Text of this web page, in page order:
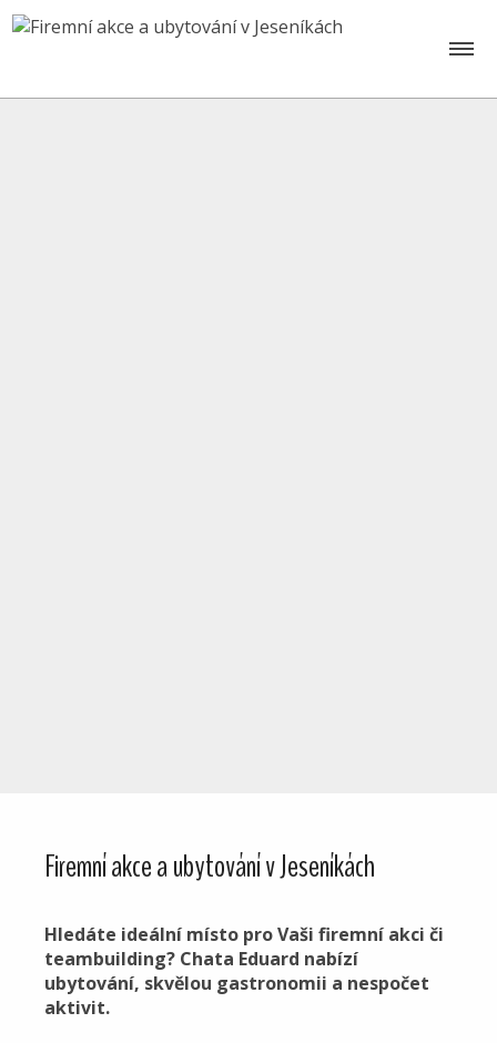
Firemní akce a ubytování v Jeseníkách
Hledáte ideální místo pro Vaši firemní akci či
teambuilding? Chata Eduard nabízí
ubytování, skvělou gastronomii a nespočet
aktivit.